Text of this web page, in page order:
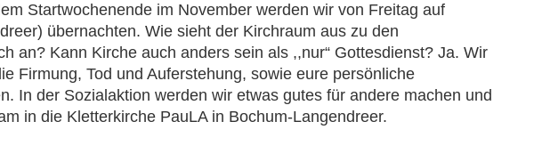
Startwochenende im November werden wir von Freitag auf
übernachten. Wie sieht der Kirchraum aus zu den
an? Kann Kirche auch anders sein als ,,nur“ Gottesdienst? Ja. Wir
Firmung, Tod und Auferstehung, sowie eure persönliche
In der Sozialaktion werden wir etwas gutes für andere machen und
in die Kletterkirche PauLA in Bochum-Langendreer.